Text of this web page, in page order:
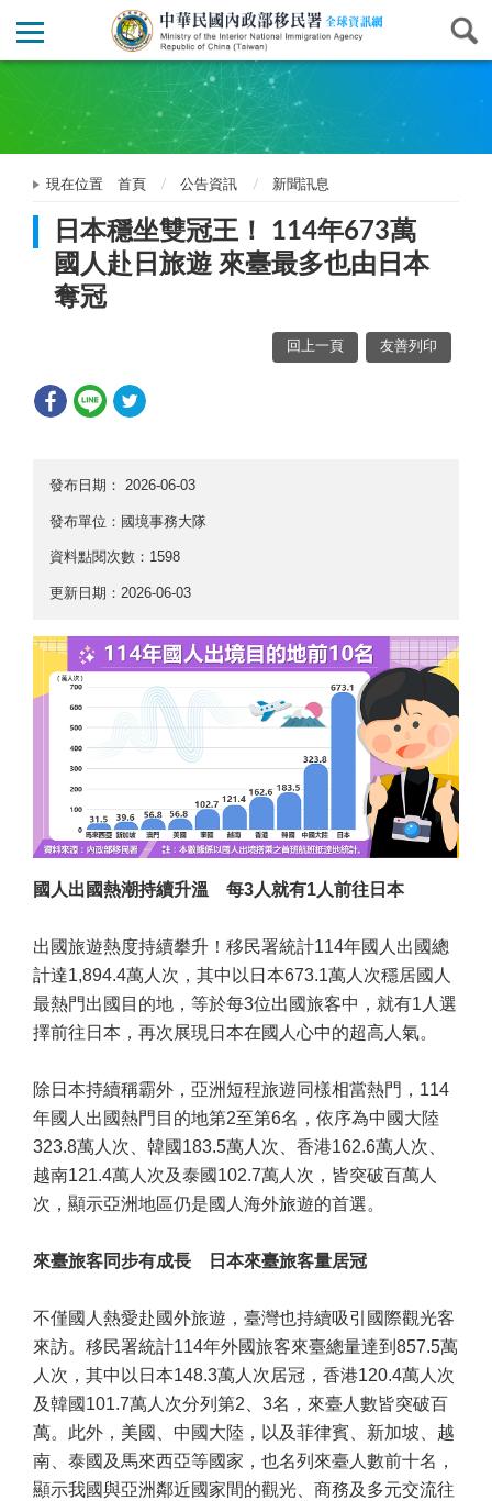
現在位置 首頁 公告資訊 新聞訊息
日本穩坐雙冠王！ 114年673萬
國人赴日旅遊 來臺最多也由日本
奪冠
回上一頁 友善列印
發布日期： 2026-06-03
發布單位：國境事務大隊
資料點閱次數：1598
更新日期：2026-06-03
國人出國熱潮持續升溫 每3人就有1人前往日本
出國旅遊熱度持續攀升！移民署統計114年國人出國總
計達1,894.4萬人次，其中以日本673.1萬人次穩居國人
最熱門出國目的地，等於每3位出國旅客中，就有1人選
擇前往日本，再次展現日本在國人心中的超高人氣。
除日本持續稱霸外，亞洲短程旅遊同樣相當熱門，114
年國人出國熱門目的地第2至第6名，依序為中國大陸
323.8萬人次、韓國183.5萬人次、香港162.6萬人次、
越南121.4萬人次及泰國102.7萬人次，皆突破百萬人
次，顯示亞洲地區仍是國人海外旅遊的首選。
來臺旅客同步有成長 日本來臺旅客量居冠
不僅國人熱愛赴國外旅遊，臺灣也持續吸引國際觀光客
來訪。移民署統計114年外國旅客來臺總量達到857.5萬
人次，其中以日本148.3萬人次居冠，香港120.4萬人次
及韓國101.7萬人次分列第2、3名，來臺人數皆突破百
萬。此外，美國、中國大陸，以及菲律賓、新加坡、越
南、泰國及馬來西亞等國家，也名列來臺人數前十名，
顯示我國與亞洲鄰近國家間的觀光、商務及多元交流往